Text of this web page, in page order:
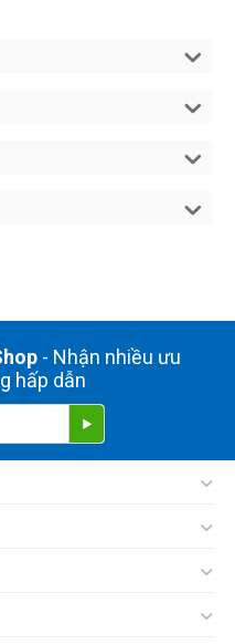
- Nhận nhiều ưu
hấp dẫn